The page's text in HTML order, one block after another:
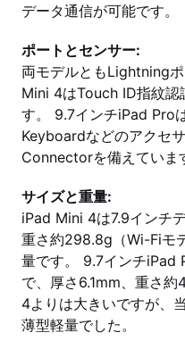
データ通信が可能です。
ポートとセンサー:
両モデルともLightning
Mini 4はTouch ID指紋認
す。 9.7インチiPad Pro
Keyboardなどのアクセ
Connectorを備えていま
サイズと重量:
iPad Mini 4は7.9インチ
重さ約298.8g（Wi-Fiモ
量です。 9.7インチiPad
で、厚さ6.1mm、重さ
4よりは大きいですが、
薄型軽量でした。